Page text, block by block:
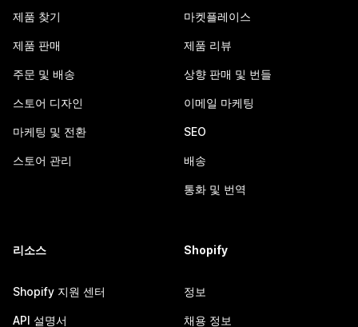
제품 찾기
제품 판매
주문 및 배송
스토어 디자인
마케팅 및 전환
스토어 관리
마켓플레이스
제품 리뷰
상향 판매 및 번들
이메일 마케팅
SEO
배송
통화 및 번역
리소스
Shopify 지원 센터
API 설명서
Shopify
정보
채용 정보